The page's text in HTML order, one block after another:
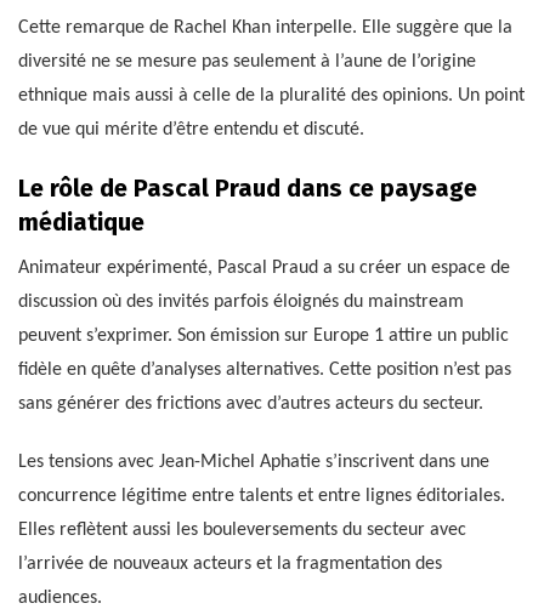
Cette remarque de Rachel Khan interpelle. Elle suggère que la
diversité ne se mesure pas seulement à l’aune de l’origine
ethnique mais aussi à celle de la pluralité des opinions. Un point
de vue qui mérite d’être entendu et discuté.
Le rôle de Pascal Praud dans ce paysage
médiatique
Animateur expérimenté, Pascal Praud a su créer un espace de
discussion où des invités parfois éloignés du mainstream
peuvent s’exprimer. Son émission sur Europe 1 attire un public
fidèle en quête d’analyses alternatives. Cette position n’est pas
sans générer des frictions avec d’autres acteurs du secteur.
Les tensions avec Jean-Michel Aphatie s’inscrivent dans une
concurrence légitime entre talents et entre lignes éditoriales.
Elles reflètent aussi les bouleversements du secteur avec
l’arrivée de nouveaux acteurs et la fragmentation des
audiences.